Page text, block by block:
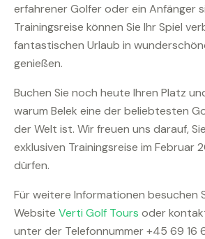
erfahrener Golfer oder ein Anfänger
Trainingsreise können Sie Ihr Spiel
fantastischen Urlaub in
genießen.
Buchen Sie noch heute Ihren Platz
warum Belek eine der beliebtesten
der Welt ist. Wir freuen uns darauf,
exklusiven Trainingsreise im Februar
dürfen.
Für weitere Informationen besuchen
Website Verti Golf Tours oder
unter der Telefonnummer +45 69 16